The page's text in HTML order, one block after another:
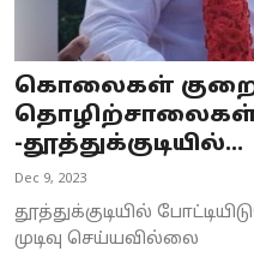
கொலைகள்
-தூத்துக்குடியில்...
Dec 9, 2023
தூத்துக்குடியில்
முடிவு செய்யவில்லை